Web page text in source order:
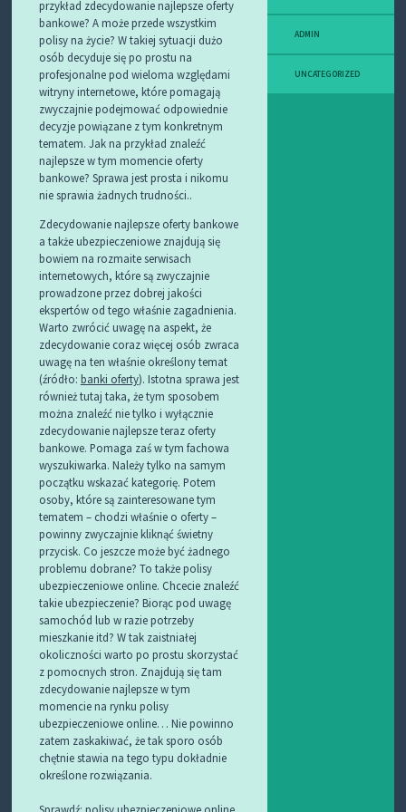
przykład zdecydowanie najlepsze oferty
bankowe? A może przede wszystkim
polisy na życie? W takiej sytuacji dużo
osób decyduje się po prostu na
profesjonalne pod wieloma względami
witryny internetowe, które pomagają
zwyczajnie podejmować odpowiednie
decyzje powiązane z tym konkretnym
tematem. Jak na przykład znaleźć
najlepsze w tym momencie oferty
bankowe? Sprawa jest prosta i nikomu
nie sprawia żadnych trudności..
Zdecydowanie najlepsze oferty bankowe
a także ubezpieczeniowe znajdują się
bowiem na rozmaite serwisach
internetowych, które są zwyczajnie
prowadzone przez dobrej jakości
ekspertów od tego właśnie zagadnienia.
Warto zwrócić uwagę na aspekt, że
zdecydowanie coraz więcej osób zwraca
uwagę na ten właśnie określony temat
(źródło: banki oferty). Istotna sprawa jest
również tutaj taka, że tym sposobem
można znaleźć nie tylko i wyłącznie
zdecydowanie najlepsze teraz oferty
bankowe. Pomaga zaś w tym fachowa
wyszukiwarka. Należy tylko na samym
początku wskazać kategorię. Potem
osoby, które są zainteresowane tym
tematem – chodzi właśnie o oferty –
powinny zwyczajnie kliknąć świetny
przycisk. Co jeszcze może być żadnego
problemu dobrane? To także polisy
ubezpieczeniowe online. Chcecie znaleźć
takie ubezpieczenie? Biorąc pod uwagę
samochód lub w razie potrzeby
mieszkanie itd? W tak zaistniałej
okoliczności warto po prostu skorzystać
z pomocnych stron. Znajdują się tam
zdecydowanie najlepsze w tym
momencie na rynku polisy
ubezpieczeniowe online… Nie powinno
zatem zaskakiwać, że tak sporo osób
chętnie stawia na tego typu dokładnie
określone rozwiązania.
Sprawdź: polisy ubezpieczeniowe online.
ADMIN
UNCATEGORIZED